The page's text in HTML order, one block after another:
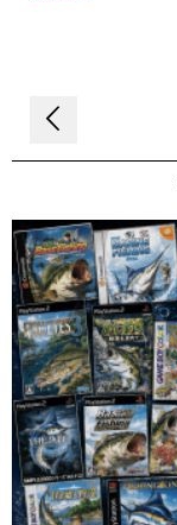
Navigation
de